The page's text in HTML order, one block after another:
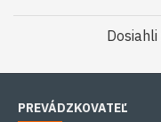
PREVÁDZKOVATEĽ